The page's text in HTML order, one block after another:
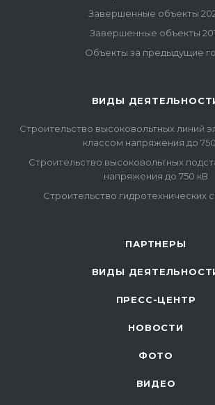
Завершенные объекты
Завершенные объекты
Объекты за предыдущие
ВИДЫ
Строительство высоковольтных линий
классом напряжения до
Строительство высоковольтных
напряжения до 750 кВ
Строительство гидротехнических
ПАРТНЕРЫ
ВИДЫ
ПРЕСС-ЦЕНТР
НОВОСТИ
ФОТО
ВИДЕО